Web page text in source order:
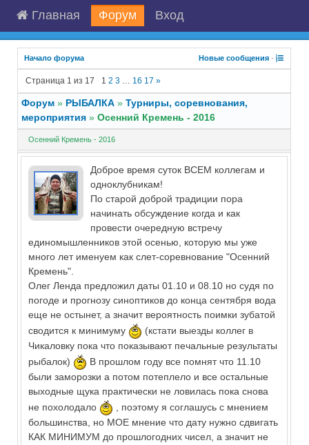
Главная Форум Вход
Начало форума Новые сообщения ·
Страница 1 из 17 1 2 3 … 16 17 »
Форум » РЫБАЛКА » Турниры, соревнования,
мероприятия » Осенний Кремень - 2016
Осенний Кремень - 2016
Доброе время суток ВСЕМ коллегам и
одноклубникам!
По старой доброй традиции пора
начинать обсуждение когда и как
провести очередную встречу
единомышленников этой осенью, которую мы уже
много лет именуем как слет-соревнование "Осенний
Кремень".
Олег Ленда предложил даты 01.10 и 08.10 но судя по
погоде и прогнозу синоптиков до конца сентября вода
еще не остынет, а значит вероятность поимки зубатой
сводится к минимуму
(кстати выезды коллег в
Чикаловку пока что показывают печальные результаты
рыбалок)
В прошлом году все помнят что 11.10
были заморозки а потом потеплело и все остальные
выходные щука практически не ловилась пока снова
не похолодало
, поэтому я соглашусь с мнением
большинства, но МОЕ мнение что дату нужно сдвигать
КАК МИНИМУМ до прошлогодних чисел, а значит не